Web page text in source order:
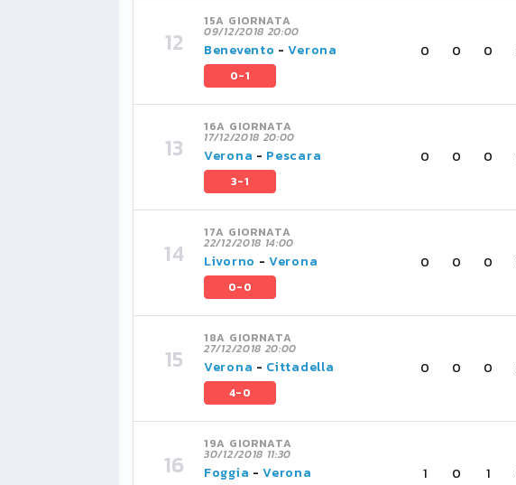
15A GIORNATA
09/12/2018 20:00
Benevento -Verona
0-1
0 0 0
16A GIORNATA
17/12/2018 20:00
Verona - Pescara
3-1
0 0 0
17A GIORNATA
22/12/2018 14:00
Livorno -Verona
0-0
0 0 0
18A GIORNATA
27/12/2018 20:00
Verona - Cittadella
4-0
0 0 0
19A GIORNATA
30/12/2018 11:30
Foggia -Verona 1 0 1